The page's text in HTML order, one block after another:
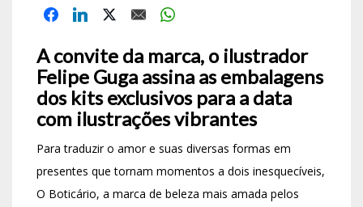
A convite da marca, o ilustrador
Felipe Guga assina as embalagens
dos kits exclusivos para a data
com ilustrações vibrantes
Para traduzir o amor e suas diversas formas em
presentes que tornam momentos a dois inesquecíveis,
O Boticário, a marca de beleza mais amada pelos